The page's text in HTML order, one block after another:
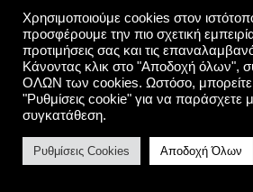
Πολιτική
Χρησιμοποιούμε cookies στον
προσφέρουμε την πιο σχετική
προτιμήσεις σας και τις
Κάνοντας κλικ στο "Αποδοχή όλων",
ΟΛΩΝ των cookies. Ωστόσο, μπορείτε
"Ρυθμίσεις cookie" για να παράσχετε
συγκατάθεση.
Ρυθμίσεις Cookies Αποδοχή Όλων